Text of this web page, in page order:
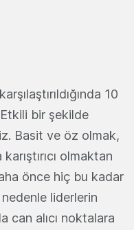
10
bir şekilde
Basit ve öz olmak,
olmaktan
önce hiç bu kadar
liderlerin
can alıcı noktalara